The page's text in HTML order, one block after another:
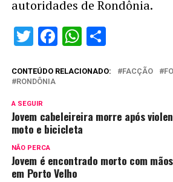
autoridades de Rondônia.
Twitter
Facebook
WhatsApp
Share
CONTEÚDO RELACIONADO: FACÇÃO
RONDÔNIA
A SEGUIR
Jovem cabeleireira morre após
moto e bicicleta
NÃO PERCA
Jovem é encontrado morto com
em Porto Velho